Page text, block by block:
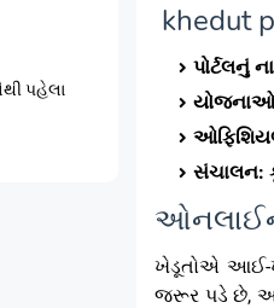
પહેલા
khedut
પોર્ટલનું
સંચાલન:
ખેડૂતોએ આઈ-
જરૂર પડે છે,